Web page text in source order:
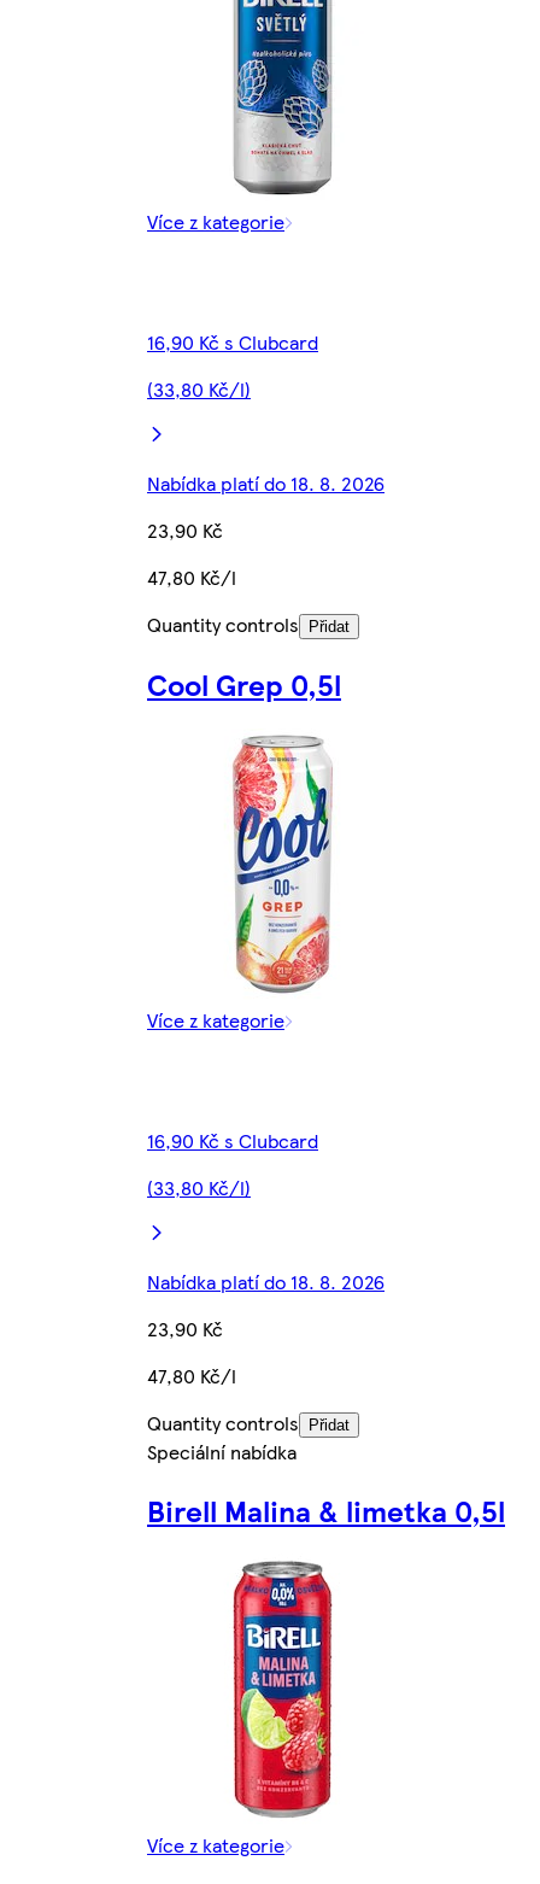
Více z kategorie
16,90 Kč s Clubcard
(33,80 Kč/l)
Nabídka platí do 18. 8. 2026
23,90 Kč
47,80 Kč/l
Quantity controls
Přidat
Cool Grep 0,5l
Více z kategorie
16,90 Kč s Clubcard
(33,80 Kč/l)
Nabídka platí do 18. 8. 2026
23,90 Kč
47,80 Kč/l
Quantity controls
Přidat
Speciální nabídka
Birell Malina & limetka 0,5l
Více z kategorie